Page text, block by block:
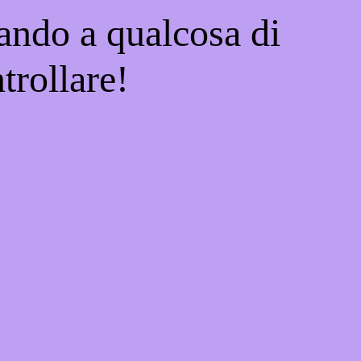
a qualcosa di